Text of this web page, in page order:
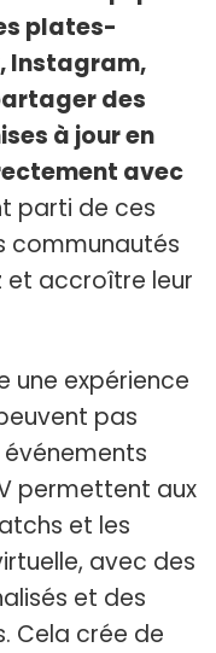
plates-
Instagram,
des
à jour en
avec
parti de ces
communautés
et accroître leur
une expérience
pas
permettent aux
et les
avec des
et des
Cela crée de